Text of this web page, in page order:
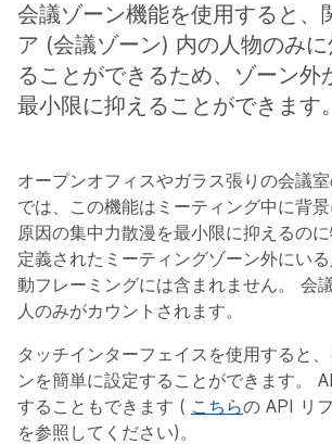
会議ゾーン機能を使用すると、
ア (会議ゾーン) 内の人物のみ
ることができるため、ゾーン外
最小限に抑えることができます。
オープンオフィスやガラス張りの会議
では、この機能はミーティング中に背
原因の集中力散漫を最小限に抑えるのに
定義されたミーティングゾーン外にい
動フレーミングには含まれません。 会
人のみがカウントされます。
タッチインターフェイスを使用すると
ンを簡単に設定することができます。
することもできます ( こちらの API リ
を参照してください)。